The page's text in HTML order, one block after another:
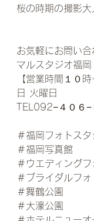
桜の時期の撮影大
お気軽にお問い
マルスタジオ福岡
【営業時間１０
日 火曜日
TEL092−４０６−
＃福岡フォトスタ
＃福岡写真館
＃ウエディングフ
＃ブライダルフォ
＃舞鶴公園
＃大濠公園